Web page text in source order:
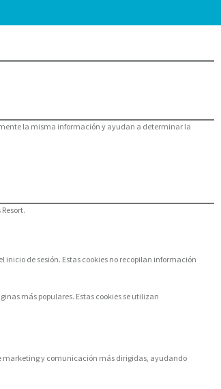
la misma información y ayudan a determinar la
inicio de sesión. Estas cookies no recopilan información
más populares. Estas cookies se utilizan
marketing y comunicación más dirigidas, ayudando